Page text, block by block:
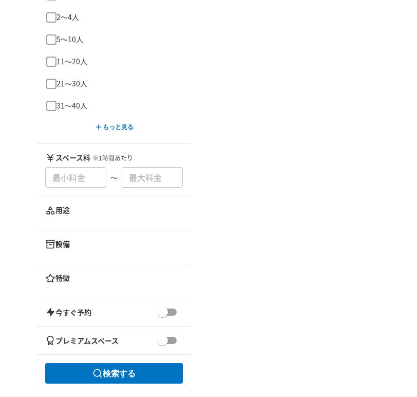
2〜4人
5〜10人
11〜20人
21〜30人
31〜40人
もっと見る
スペース料 ※1時間あたり
〜
用途
設備
特徴
今すぐ予約
プレミアムスペース
検索する